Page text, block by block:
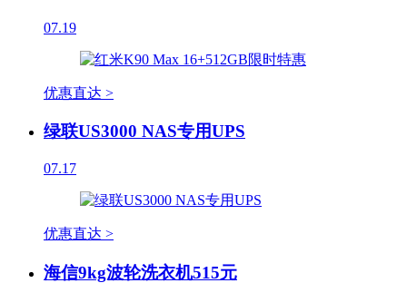
07.19
优惠直达 >
绿联US3000 NAS专用UPS
07.17
优惠直达 >
海信9kg波轮洗衣机515元